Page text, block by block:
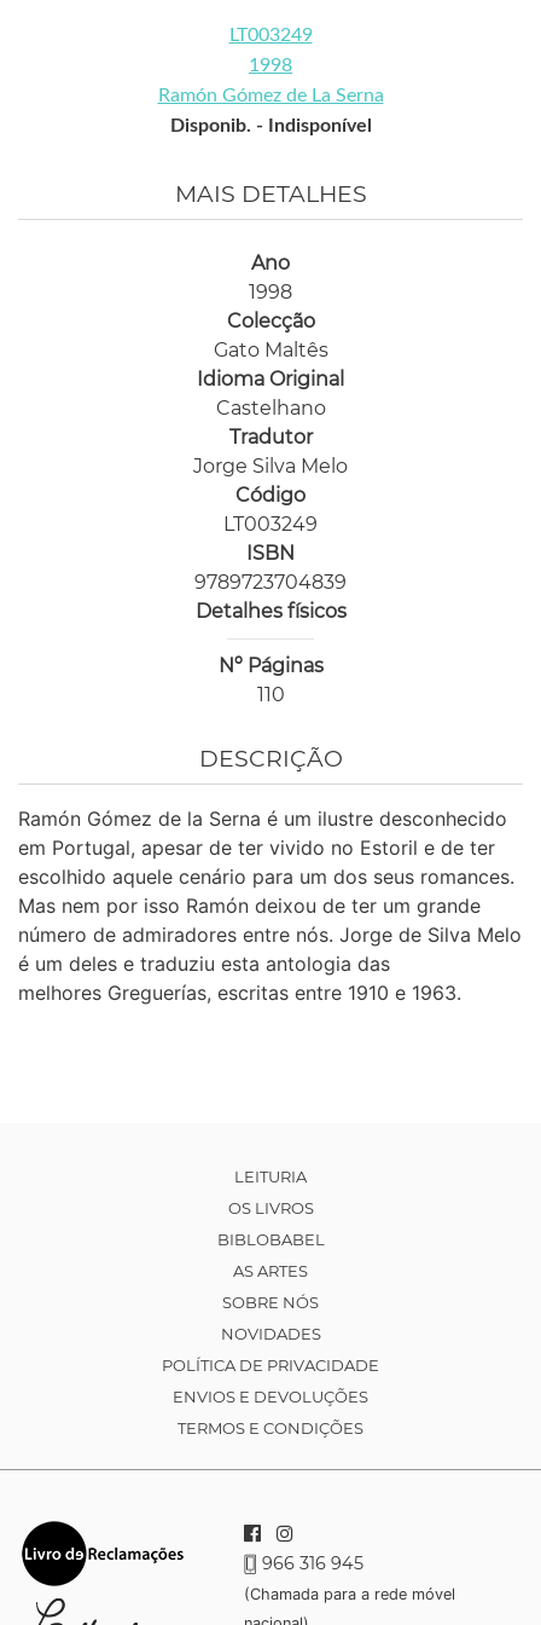
LT003249
1998
Ramón Gómez de La Serna
Disponib. -
Indisponível
MAIS DETALHES
Ano
1998
Colecção
Gato Maltês
Idioma Original
Castelhano
Tradutor
Jorge Silva Melo
Código
LT003249
ISBN
9789723704839
Detalhes físicos
Nº Páginas
110
DESCRIÇÃO
Ramón Gómez de la Serna é um ilustre desconhecido
em Portugal, apesar de ter vivido no Estoril e de ter
escolhido aquele cenário para um dos seus romances.
Mas nem por isso Ramón deixou de ter um grande
número de admiradores entre nós. Jorge de Silva Melo
é um deles e traduziu esta antologia das
melhores Greguerías, escritas entre 1910 e 1963.
LEITURIA
OS LIVROS
BIBLOBABEL
AS ARTES
SOBRE NÓS
NOVIDADES
POLÍTICA DE PRIVACIDADE
ENVIOS E DEVOLUÇÕES
TERMOS E CONDIÇÕES
966 316 945
(Chamada para a rede móvel